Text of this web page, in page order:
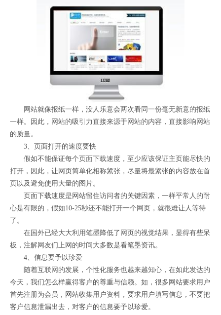
网站就像报纸一样，没人乐意会两次看同一份毫无新意的报纸
一样。因此，网站的吸引力直接来源于网站的内容，直接影响网站
的质量。
3、页面打开的速度要快
假如不能保证每个页面下载速度，至少应该保证主页能尽快的
打开，因此，让网页简单化相称紧张，尽量将最紧张的内容放在首
页以及避免使用大量的图片。
页面下载速度是网站留住访问者的关键因素，一样平常人的耐
心是有限的，假如10-25秒还不能打开一个网页，就很难让人等待
了。
在国外已经大大利用笔墨降低了网页的视觉结果，显得有些呆
板，注解网友们上网的时间大多数是看笔墨资讯。
4、信息要予以珍爱
随着互联网的发展，个性化服务也越来越知心，在如此发达的
今天，我们怎么样赢得客户的尊重与信赖。如，很多网站要求用户
首先注册为会员，网站收集用户资料，要求用户填写信息，不要把
客户信息泄漏出去，对客户的信息要予以珍爱。